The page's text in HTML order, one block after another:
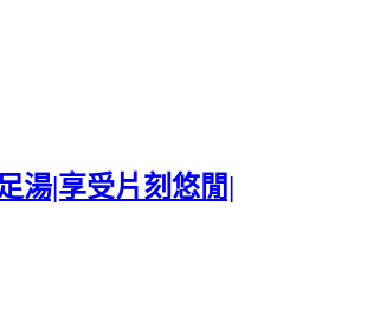
湯|享受片刻悠閒|